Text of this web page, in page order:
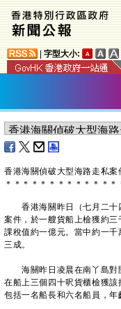
字型大小:
香港海關偵破大型海路走私案
＊ ＊ ＊ ＊ ＊ ＊ ＊ ＊ ＊ ＊ ＊ ＊ ＊
香港海關昨日（七月二十
案件，於一艘貨船上檢獲約
課稅值約一億元。當中約一
三成。
海關昨日凌晨在南丫島對
在船上三個四十呎貨櫃檢獲該
包括一名船長和六名船員，年